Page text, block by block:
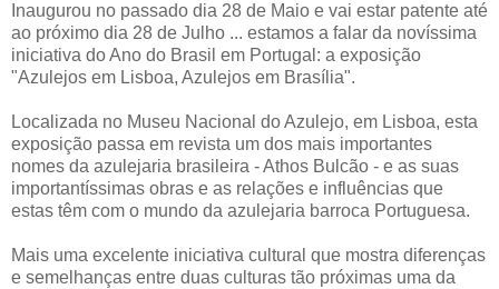
Inaugurou no passado dia 28 de Maio e vai estar patente até
ao próximo dia 28 de Julho ... estamos a falar da novíssima
iniciativa do Ano do Brasil em Portugal: a exposição
"Azulejos em Lisboa, Azulejos em Brasília".
Localizada no Museu Nacional do Azulejo, em Lisboa, esta
exposição passa em revista um dos mais importantes
nomes da azulejaria brasileira - Athos Bulcão - e as suas
importantíssimas obras e as relações e influências que
estas têm com o mundo da azulejaria barroca Portuguesa.
Mais uma excelente iniciativa cultural que mostra diferenças
e semelhanças entre duas culturas tão próximas uma da